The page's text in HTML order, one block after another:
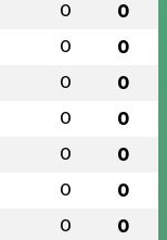
0 0
0 0
0 0
0 0
0 0
0 0
0 0